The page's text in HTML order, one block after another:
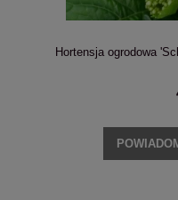
Hortensja ogrodowa